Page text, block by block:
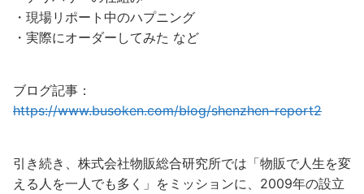
・現場リポート中のハプニング
・実際にオーダーしてみた など
ブログ記事：
https://www.busoken.com/blog/shenzhen-report2
引き続き、株式会社物販総合研究所では「物販で人生を変
える人を一人でも多く」をミッションに、2009年の設立